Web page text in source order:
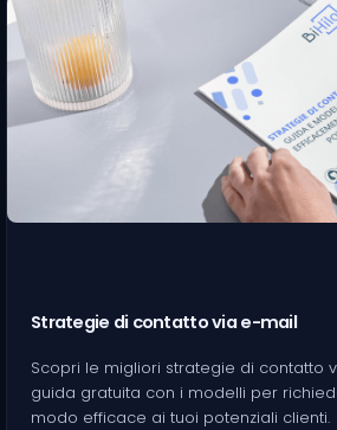
Strategie di contatto via e-mail
Scopri le migliori strategie di contatto
guida gratuita con i modelli per
modo efficace ai tuoi potenziali clienti.